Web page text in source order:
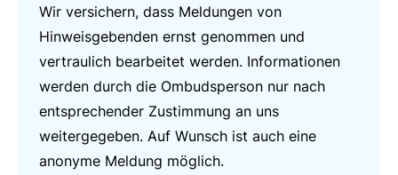
Wir versichern, dass Meldungen von
Hinweisgebenden ernst genommen und
vertraulich bearbeitet werden. Informationen
werden durch die Ombudsperson nur nach
entsprechender Zustimmung an uns
weitergegeben. Auf Wunsch ist auch eine
anonyme Meldung möglich.